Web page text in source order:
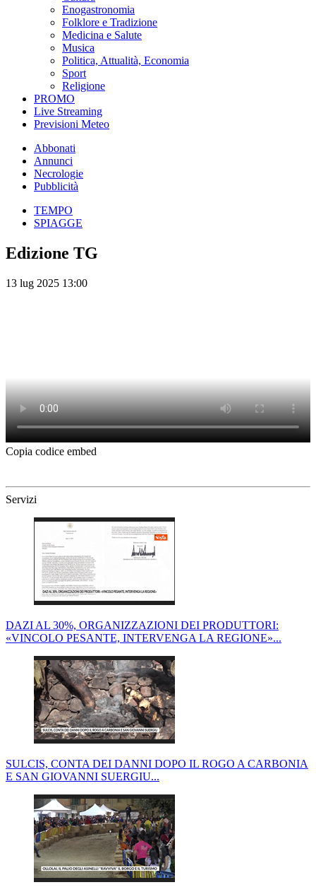
Enogastronomia
Folklore e Tradizione
Medicina e Salute
Musica
Politica, Attualità, Economia
Sport
Religione
PROMO
Live Streaming
Previsioni Meteo
Abbonati
Annunci
Necrologie
Pubblicità
TEMPO
SPIAGGE
Edizione TG
13 lug 2025 13:00
Copia codice embed
Servizi
DAZI AL 30%, ORGANIZZAZIONI DEI PRODUTTORI:
«VINCOLO PESANTE, INTERVENGA LA REGIONE»...
SULCIS, CONTA DEI DANNI DOPO IL ROGO A CARBONIA
E SAN GIOVANNI SUERGIU...